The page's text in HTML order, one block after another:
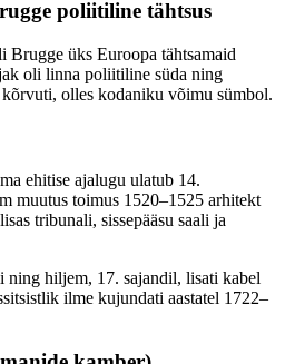
poliitiline tähtsus
Brugge üks Euroopa tähtsamaid
oli linna poliitiline süda ning
olles kodaniku võimu sümbol.
ehitise ajalugu ulatub 14.
muutus toimus 1520–1525 arhitekt
tribunali, sissepääsu saali ja
ning hiljem, 17. sajandil, lisati kabel
ilme kujundati aastatel 1722–